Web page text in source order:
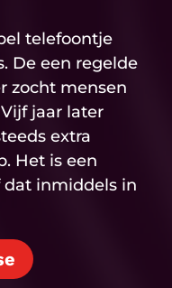
telefoontje
De een regelde
zocht mensen
jaar later
extra
Het is een
inmiddels in